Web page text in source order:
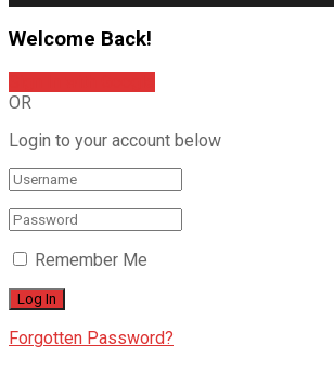
Welcome Back!
OR
Login to your account below
Remember Me
Forgotten Password?